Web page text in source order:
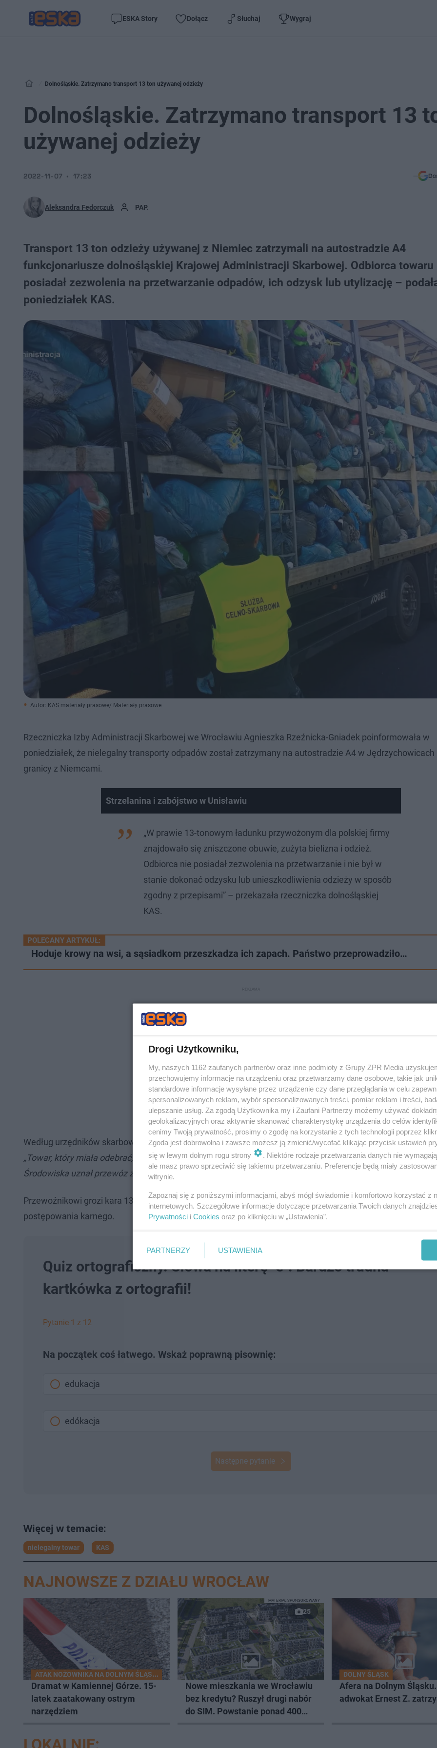
ESKA Story Dołącz Słuchaj Wygraj
Dolnośląskie. Zatrzymano transport 13 ton używanej odzieży
Dolnośląskie. Zatrzymano transport 13
używanej odzieży
Aleksandra Fedorczuk PAP.
2022-11-07 17:23
Transport 13 ton odzieży używanej z Niemiec zatrzymali na autostradzie A4
funkcjonariusze dolnośląskiej Krajowej Administracji Skarbowej. Odbiorca towaru
posiadał zezwolenia na przetwarzanie odpadów, ich odzysk lub utylizację –
poniedziałek KAS.
Autor: KAS materiały prasowe/ Materiały prasowe
Rzeczniczka Izby Administracji Skarbowej we Wrocławiu Agnieszka Rzeźnicka-Gniadek poinformowała w
poniedziałek, że nielegalny transporty odpadów został zatrzymany na autostradzie A4 w Jędrzychowicach
granicy z Niemcami.
Strzelanina i zabójstwo w Unisławiu
„W prawie 13-tonowym ładunku przywożonym dla polskiej firmy
znajdowało się zniszczone obuwie, zużyta bielizna i odzież.
Odbiorca nie posiadał zezwolenia na przetwarzanie i nie był w
stanie dokonać odzysku lub unieszkodliwienia odzieży w sposób
zgodny z przepisami” – przekazała rzeczniczka dolnośląskiej
KAS.
POLECANY ARTYKUŁ:
Hoduje krowy na wsi, a sąsiadkom przeszkadza ich zapach. Państwo przeprowadziło…
Według urzędników skarbowych polska firma, która miała odebrać towar, zajmuje się handlem odzieżą
„Towar, który miała odebrać, był niesortowany i nie nadawał się do sprzedaży. Wojewódzki Inspektor
Środowiska uznał przewóz za nielegalny” –
podała Rzeźnicka-Gniadek.
Przewoźnikowi grozi kara 13 tys. zł, a odbiorcy towaru do 500 tys. zł. Naczepę wraz z towarem zajęto do
postępowania karnego.
Quiz ortograficzny. Słowa na literę "e". Bardzo trudna
kartkówka z ortografii!
Pytanie 1 z 12
Na początek coś łatwego. Wskaż poprawną pisownię:
edukacja
edókacja
Następne pytanie
nielegalny towar KAS
NAJNOWSZE Z DZIAŁU WROCŁAW
ATAK NOŻOWNIKA NA DOLNYM ŚLĄSKU
Dramat w Kamiennej Górze. 15-
latek zaatakowany ostrym
narzędziem
25
Nowe mieszkania we Wrocławiu
bez kredytu? Ruszył drugi nabór
do SIM. Powstanie ponad 400
MATERIAŁ SPONSOROWANY
DOLNY ŚLĄSK
Afera na Dolnym
adwokat Ernest Z.
Drogi Użytkowniku,
My, naszych 1162 zaufanych partnerów oraz inne podmioty z Grupy ZPR Media
przechowujemy informacje na urządzeniu oraz przetwarzamy dane osobowe, takie jak
standardowe informacje wysyłane przez urządzenie czy dane przeglądania w celu
spersonalizowanych reklam, wybór spersonalizowanych treści, pomiar reklam i treści,
ulepszanie usług. Za zgodą Użytkownika my i Zaufani Partnerzy możemy używać
geolokalizacyjnych oraz aktywnie skanować charakterystykę urządzenia do celów
cenimy Twoją prywatność, prosimy o zgodę na korzystanie z tych technologii poprzez
Zgoda jest dobrowolna i zawsze możesz ją zmienić/wycofać klikając przycisk ustawień
się w lewym dolnym rogu strony
. Niektóre rodzaje przetwarzania danych nie
ale masz prawo sprzeciwić się takiemu przetwarzaniu. Preferencje będą miały
witrynie.
Zapoznaj się z poniższymi informacjami, abyś mógł świadomie i komfortowo korzystać z
internetowych. Szczegółowe informacje dotyczące przetwarzania Twoich danych
Prywatności i Cookies oraz po kliknięciu w „Ustawienia”.
PARTNERZY USTAWIENIA